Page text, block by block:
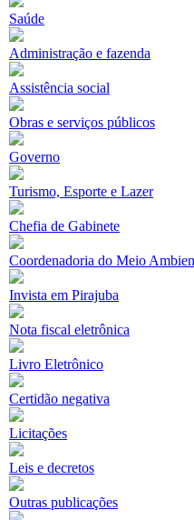
Saúde
Administração e fazenda
Assistência social
Obras e serviços públicos
Governo
Turismo, Esporte e Lazer
Chefia de Gabinete
Coordenadoria do Meio
Invista em Pirajuba
Nota fiscal eletrônica
Livro Eletrônico
Certidão negativa
Licitações
Leis e decretos
Outras publicações